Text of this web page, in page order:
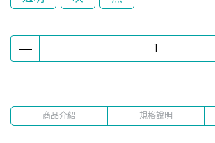
商品介紹 規格說明